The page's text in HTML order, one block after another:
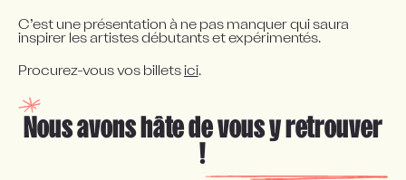
C’est une présentation à ne pas manquer qui saura
inspirer les artistes débutants et expérimentés.
Procurez-vous vos billets ici.
Nous avons hâte de vous y retrouver
!